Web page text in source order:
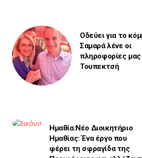
Οδεύει για το
Σαμαρά λένε οι
πληροφορίες μας
Τουπεκτσή
Ημαθία:Νέο Διοικητήριο
Ημαθίας: Ένα έργο που
φέρει τη σφραγίδα της